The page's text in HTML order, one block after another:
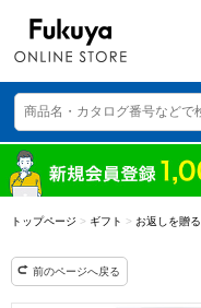
トップページ > ギフト > お返しを贈る
前のページへ戻る